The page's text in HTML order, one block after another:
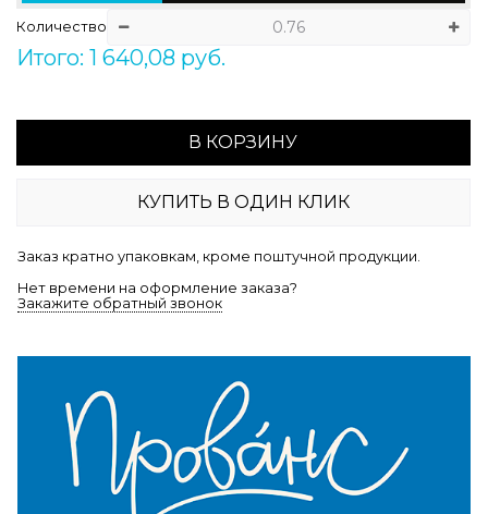
Количество
Итого: 1 640,08 руб.
В КОРЗИНУ
КУПИТЬ В ОДИН КЛИК
Заказ кратно упаковкам, кроме поштучной продукции.
Нет времени на оформление заказа?
Закажите обратный звонок